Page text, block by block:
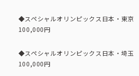
利用規約 プライバシーポリシー
◆スペシャルオリンピックス日本・東京
100,000円
◆スペシャルオリンピックス日本・埼玉
100,000円